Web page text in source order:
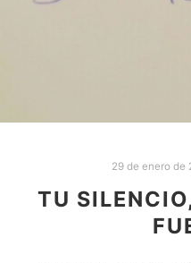
29 de enero de
TU